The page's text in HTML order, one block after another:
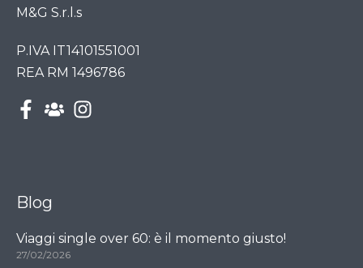
M&G S.r.l.s
P.IVA IT14101551001
REA RM 1496786
Blog
Viaggi single over 60: è il momento giusto!
27/02/2026